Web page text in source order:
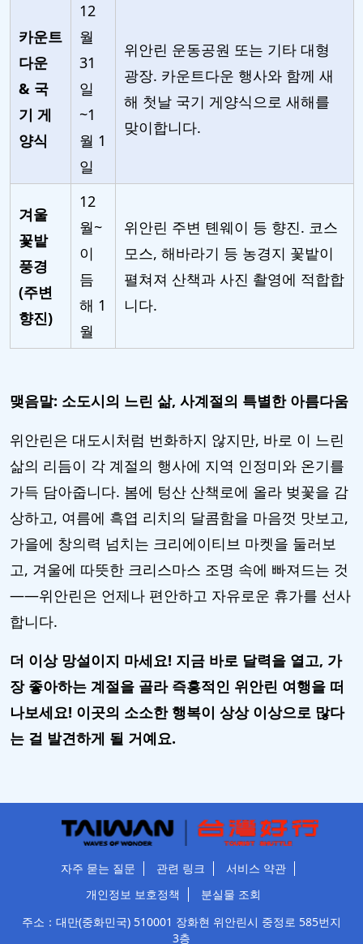
카운트
다운
& 국
기 게
양식
12
월
31
일
~1
월 1
일
위안린 운동공원 또는 기타 대형
광장. 카운트다운 행사와 함께 새
해 첫날 국기 게양식으로 새해를
맞이합니다.
겨울
꽃밭
풍경
(주변
향진)
12
월~
이
듬
해 1
월
위안린 주변 톈웨이 등 향진. 코스
모스, 해바라기 등 농경지 꽃밭이
펼쳐져 산책과 사진 촬영에 적합합
니다.
맺음말: 소도시의 느린 삶, 사계절의 특별한 아름다움
위안린은 대도시처럼 번화하지 않지만, 바로 이 느린
삶의 리듬이 각 계절의 행사에 지역 인정미와 온기를
가득 담아줍니다. 봄에 텅산 산책로에 올라 벚꽃을 감
상하고, 여름에 흑엽 리치의 달콤함을 마음껏 맛보고,
가을에 창의력 넘치는 크리에이티브 마켓을 둘러보
고, 겨울에 따뜻한 크리스마스 조명 속에 빠져드는 것
——위안린은 언제나 편안하고 자유로운 휴가를 선사
합니다.
더 이상 망설이지 마세요! 지금 바로 달력을 열고, 가
장 좋아하는 계절을 골라 즉흥적인 위안린 여행을 떠
나보세요! 이곳의 소소한 행복이 상상 이상으로 많다
는 걸 발견하게 될 거예요.
자주 묻는 질문 관련 링크
서비스 약관
개인정보 보호정책
분실물 조회
주소：대만(중화민국) 510001 장화현 위안린시 중정로 585번지
3층